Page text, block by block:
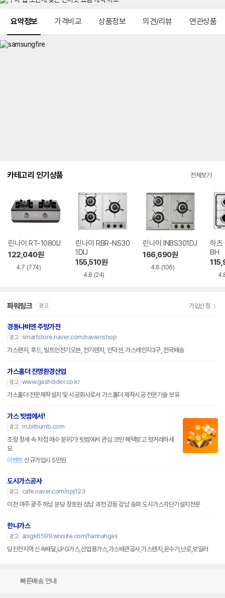
요약정보 가격비교 상품정보 의견/리뷰 연관상품
카테고리 인기상품 전체보기
린나이 RT-1080IJ
122,040원
4.7 (774)
린나이 RBR-NS30
1DIJ
155,510원
4.8 (24)
린나이 INBS301DJ
166,690원
4.6 (106)
하
BH
파워링크 광고 가입신청
경동나비엔 주방가전
광고 smartstore.naver.com/navienshop
가스렌지, 후드, 빌트인전기오븐, 전기렌지, 인덕션, 가스레인지3구, 전국배송
가스홀더 진명환경산업
광고 www.gasholder.co.kr
가스홀더 전문제작설치 및 시공회사로서 가스홀더 제작시공 전문기술 보유
가스 빗썸에서!
광고
m.bithumb.com
조정 장세 속 저점 매수 분위기! 빗썸에서 관심 코인 혜택받고 첫거래하세
요
이벤트신규가입시 5만원
도시가스공사
광고
cafe.naver.com/opj123
이천 여주 광주 하남 분당 장호원 성남 과천 강동 강남 송파 도시가스차단기설치전문
한나가스
광고
alsgk6599.wixsite.com/hannahgas
당진전지역 신속배달,LPG가스,산업용가스,가스배관공사,가스렌지,온수기,난로,보일러
빠른배송 안내